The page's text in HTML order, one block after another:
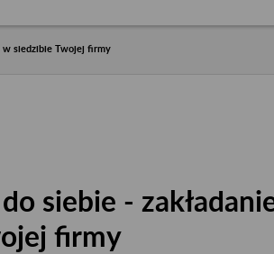
w siedzibie Twojej firmy
siebie -
firmy